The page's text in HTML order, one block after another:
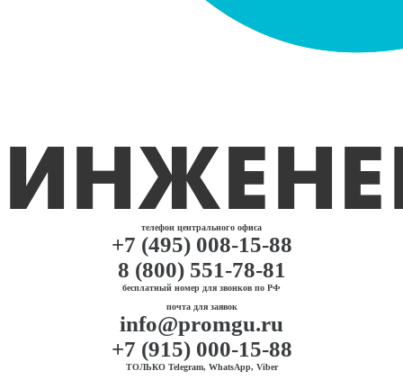
телефон центрального офиса
+7 (495) 008-15-88
8 (800) 551-78-81
бесплатный номер для звонков по РФ
почта для заявок
info@promgu.ru
+7 (915) 000-15-88
ТОЛЬКО Telegram, WhatsApp, Viber